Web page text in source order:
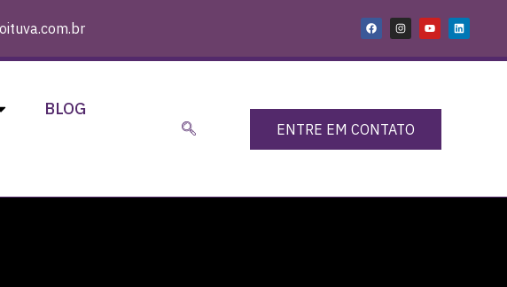
BLOG
ENTRE EM CONTATO